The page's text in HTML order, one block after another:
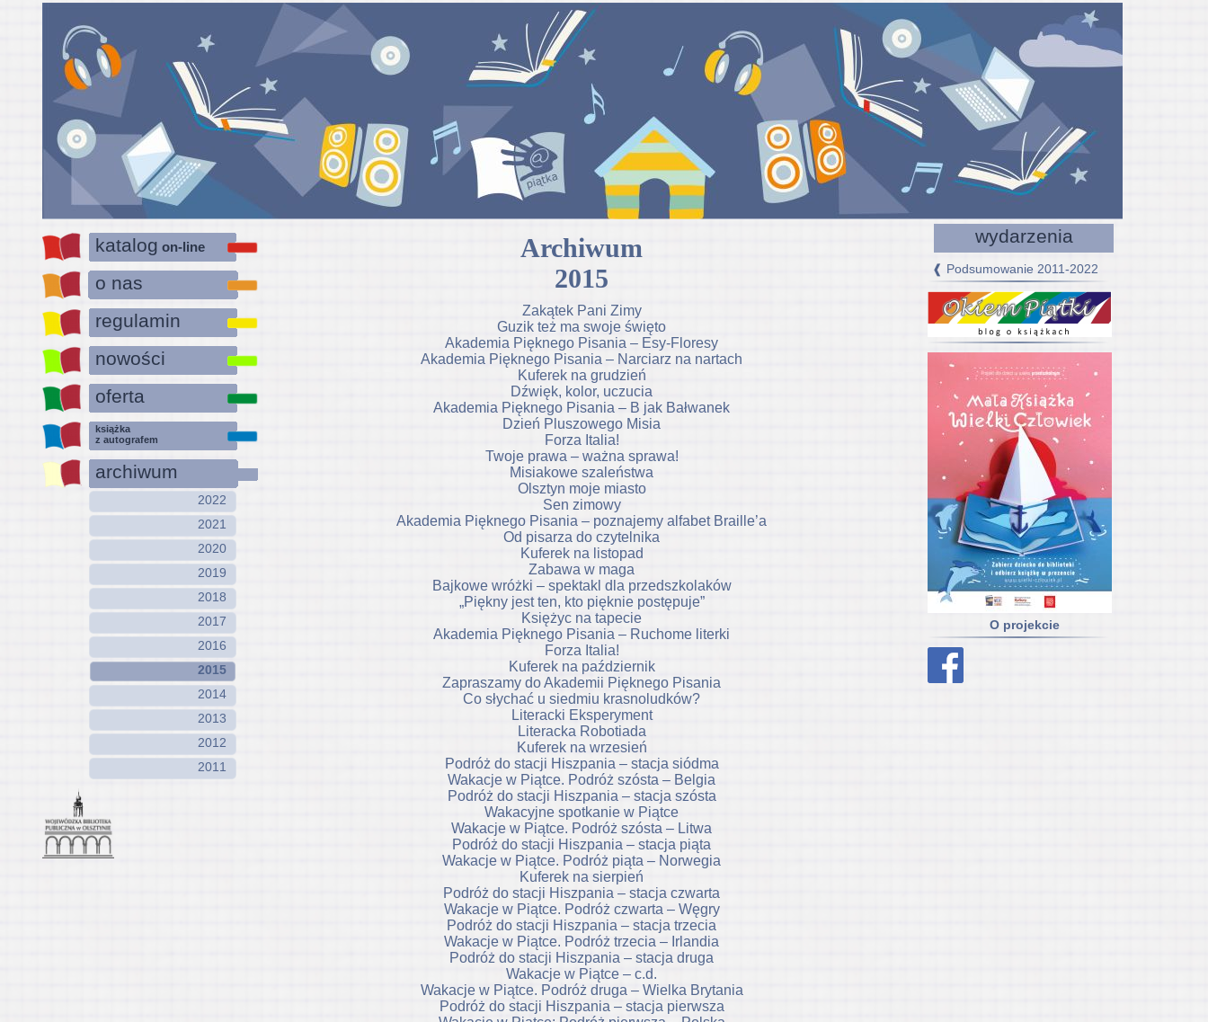
katalog on-line
o nas
regulamin
nowości
oferta
książka
z autografem
archiwum
2022
2021
2020
2019
2018
2017
2016
2015
2014
2013
2012
2011
Archiwum
2015
Zakątek Pani Zimy
Guzik też ma swoje święto
Akademia Pięknego Pisania – Esy-Floresy
Akademia Pięknego Pisania – Narciarz na nartach
Kuferek na grudzień
Dźwięk, kolor, uczucia
Akademia Pięknego Pisania – B jak Bałwanek
Dzień Pluszowego Misia
Forza Italia!
Twoje prawa – ważna sprawa!
Misiakowe szaleństwa
Olsztyn moje miasto
Sen zimowy
Akademia Pięknego Pisania – poznajemy alfabet Braille’a
Od pisarza do czytelnika
Kuferek na listopad
Zabawa w maga
Bajkowe wróżki – spektakl dla przedszkolaków
„Piękny jest ten, kto pięknie postępuje”
Księżyc na tapecie
Akademia Pięknego Pisania – Ruchome literki
Forza Italia!
Kuferek na październik
Zapraszamy do Akademii Pięknego Pisania
Co słychać u siedmiu krasnoludków?
Literacki Eksperyment
Literacka Robotiada
Kuferek na wrzesień
Podróż do stacji Hiszpania – stacja siódma
Wakacje w Piątce. Podróż szósta – Belgia
Podróż do stacji Hiszpania – stacja szósta
Wakacyjne spotkanie w Piątce
Wakacje w Piątce. Podróż szósta – Litwa
Podróż do stacji Hiszpania – stacja piąta
Wakacje w Piątce. Podróż piąta – Norwegia
Kuferek na sierpień
Podróż do stacji Hiszpania – stacja czwarta
Wakacje w Piątce. Podróż czwarta – Węgry
Podróż do stacji Hiszpania – stacja trzecia
Wakacje w Piątce. Podróż trzecia – Irlandia
Podróż do stacji Hiszpania – stacja druga
Wakacje w Piątce – c.d.
Wakacje w Piątce. Podróż druga – Wielka Brytania
Podróż do stacji Hiszpania – stacja pierwsza
wydarzenia
❰ Podsumowanie 2011-2022
O projekcie